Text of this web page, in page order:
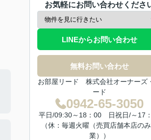
お気軽にお問い合わせくださ
LINEからお問い合わせ
無料お問い合わせ
お部屋リード 株式会社オーナーズ
ード
0942-65-3050
平日/09:30～18：00 日祝日/～17
（休：毎週火曜（売買店舗本店の
業））